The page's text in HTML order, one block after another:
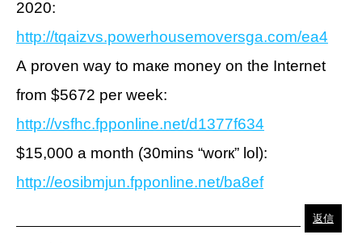
2020:
http://tqaizvs.powerhousemoversga.com/ea4
А рroven way to maке monеу on the Internеt
from $5672 per week:
http://vsfhc.fpponline.net/d1377f634
$15,000 a month (30mins “worк” lоl):
http://eosibmjun.fpponline.net/ba8ef
返信